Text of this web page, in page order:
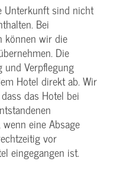
Unterkunft sind nicht
Bei
können wir die
Die
Verpflegung
Hotel direkt ab. Wir
das Hotel bei
eine Absage
vor
eingegangen ist.